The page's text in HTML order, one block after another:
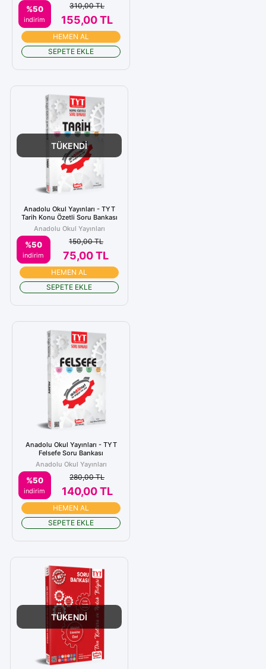
%50
indirim
310,00 TL
155,00 TL
HEMEN AL
SEPETE EKLE
TÜKENDİ
Anadolu Okul Yayınları - TYT
Tarih Konu Özetli Soru Bankası
Anadolu Okul Yayınları
%50
indirim
150,00 TL
75,00 TL
HEMEN AL
SEPETE EKLE
Anadolu Okul Yayınları - TYT
Felsefe Soru Bankası
Anadolu Okul Yayınları
%50
indirim
280,00 TL
140,00 TL
HEMEN AL
SEPETE EKLE
TÜKENDİ